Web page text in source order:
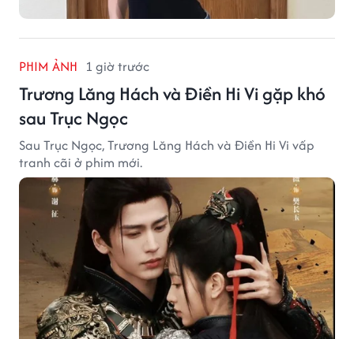
PHIM ẢNH 1 giờ trước
Trương Lăng Hách và Điền Hi Vi gặp khó
sau Trục Ngọc
Sau Trục Ngọc, Trương Lăng Hách và Điền Hi Vi vấp
tranh cãi ở phim mới.